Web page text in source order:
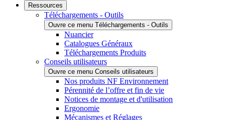
Ressources
Téléchargements - Outils
Ouvre ce menu Téléchargements - Outils
Nuancier
Catalogues Généraux
Téléchargements Produits
Conseils utilisateurs
Ouvre ce menu Conseils utilisateurs
Nos produits NF Environnement
Pérennité de l’offre et fin de vie
Notices de montage et d'utilisation
Ergonomie
Mécanismes et Réglages